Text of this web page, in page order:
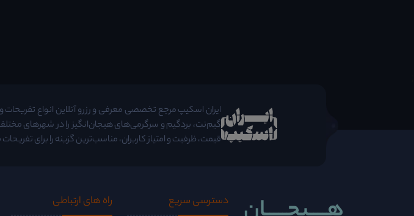
ایران اسکیپ مرجع تخصصی معرفی و رزرو آنلاین انواع تفریحات
گیم‌نت، بردگیم و سرگرمی‌های هیجان‌انگیز را در شهرهای
قیمت، ظرفیت و امتیاز کاربران، مناسب‌ترین گزینه را برای
دسترسی سریع راه ‌های ارتباطی